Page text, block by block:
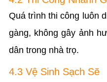
Quá trình thi công luôn
gàng, không gây ảnh
dân trong nhà trọ.
4.3 Vệ Sinh Sạch Sẽ